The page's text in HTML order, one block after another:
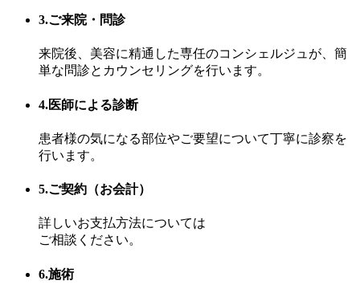
3.ご来院・問診
来院後、美容に精通した専任のコンシェルジュが、簡
単な問診とカウンセリングを行います。
4.医師による診断
患者様の気になる部位やご要望について丁寧に診察を
行います。
5.ご契約（お会計）
詳しいお支払方法については
ご相談ください。
6.施術